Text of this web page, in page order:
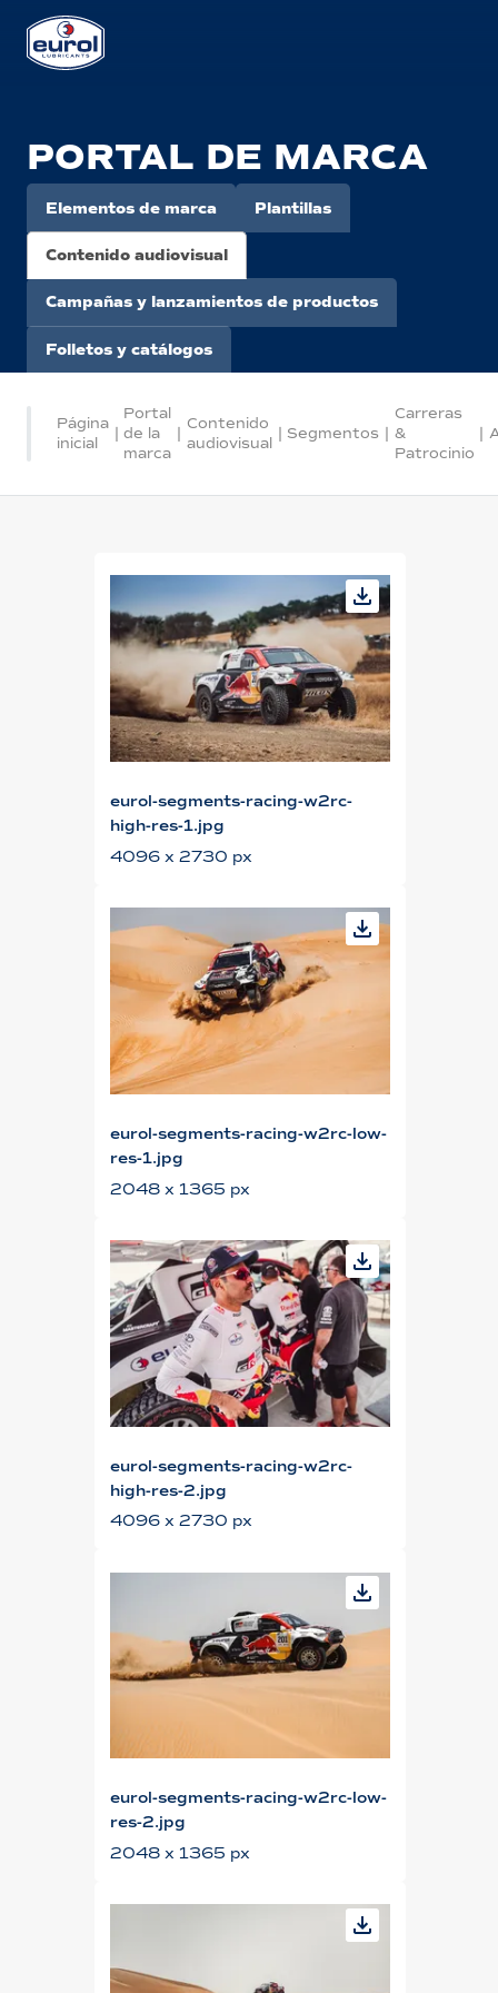
PORTAL DE MARCA
Elementos de marca Plantillas
Contenido audiovisual
Campañas y lanzamientos de productos
Folletos y catálogos
Página
inicial
|
Portal
de la
marca
|
Contenido
audiovisual
| Segmentos |
Carreras
&
Patrocinio
|
eurol-segments-racing-w2rc-
high-res-1.jpg
4096 x 2730 px
eurol-segments-racing-w2rc-low-
res-1.jpg
2048 x 1365 px
eurol-segments-racing-w2rc-
high-res-2.jpg
4096 x 2730 px
eurol-segments-racing-w2rc-low-
res-2.jpg
2048 x 1365 px